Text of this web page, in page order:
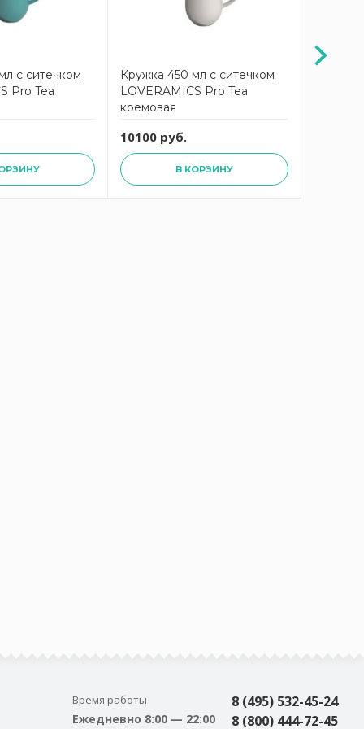
с ситечком
Pro Tea
Кружка 450 мл с ситечком
LOVERAMICS Pro Tea
кремовая
10100 руб.
В КОРЗИНУ
Время работы
Ежедневно 8:00 — 22:00
8 (495) 532-45-24
8 (800) 444-72-45